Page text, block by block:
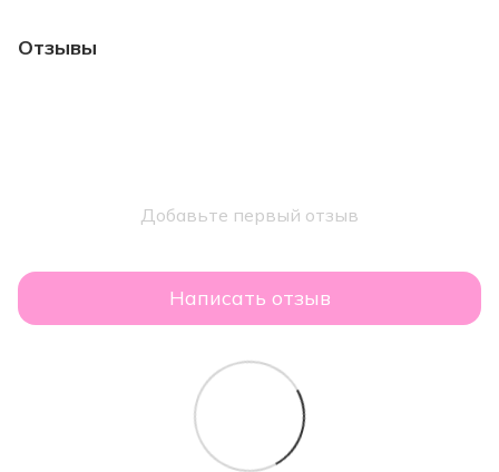
Отзывы
Добавьте первый отзыв
Написать отзыв